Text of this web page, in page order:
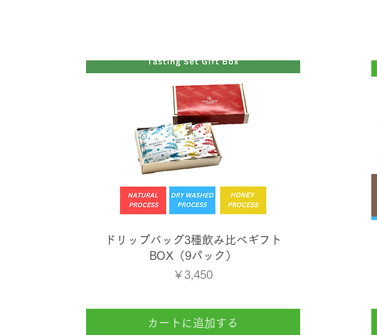
クイックビュー
ドリップバッグ3種飲み比べギフト
BOX（9パック）
価格
￥3,450
カートに追加する